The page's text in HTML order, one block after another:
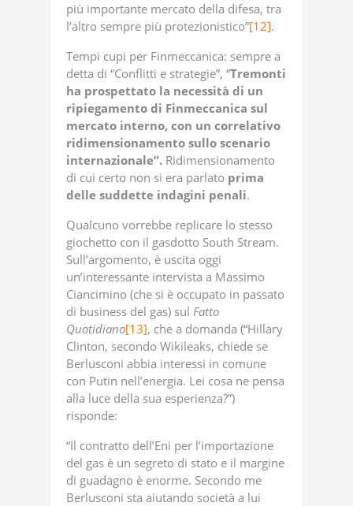
più importante mercato della difesa, tra
l’altro sempre più protezionistico”[12].
Tempi cupi per Finmeccanica: sempre a
detta di “Conflitti e strategie”, “Tremonti
ha prospettato la necessità di un
ripiegamento di Finmeccanica sul
mercato interno, con un correlativo
ridimensionamento sullo scenario
internazionale”. Ridimensionamento
di cui certo non si era parlato prima
delle suddette indagini penali.
Qualcuno vorrebbe replicare lo stesso
giochetto con il gasdotto South Stream.
Sull’argomento, è uscita oggi
un’interessante intervista a Massimo
Ciancimino (che si è occupato in passato
di business del gas) sul Fatto
Quotidiano[13], che a domanda (“Hillary
Clinton, secondo Wikileaks, chiede se
Berlusconi abbia interessi in comune
con Putin nell’energia. Lei cosa ne pensa
alla luce della sua esperienza?”)
risponde:
“Il contratto dell’Eni per l’importazione
del gas è un segreto di stato e il margine
di guadagno è enorme. Secondo me
Berlusconi sta aiutando società a lui